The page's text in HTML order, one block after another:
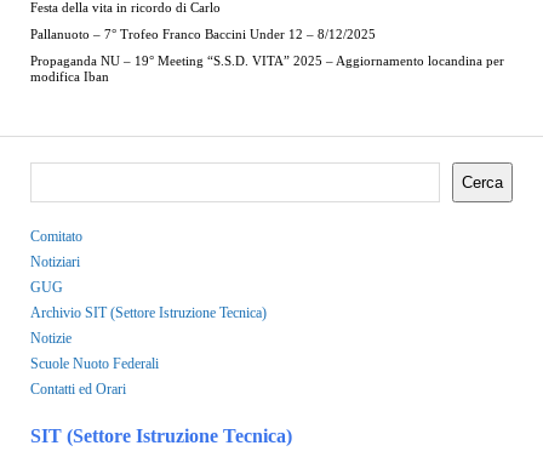
Festa della vita in ricordo di Carlo
Pallanuoto – 7° Trofeo Franco Baccini Under 12 – 8/12/2025
Propaganda NU – 19° Meeting “S.S.D. VITA” 2025 – Aggiornamento locandina per
modifica Iban
Cerca
Comitato
Notiziari
GUG
Archivio SIT (Settore Istruzione Tecnica)
Notizie
Scuole Nuoto Federali
Contatti ed Orari
SIT (Settore Istruzione Tecnica)